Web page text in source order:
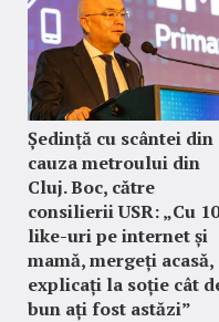
Ședință cu scântei din
cauza metroului din
Cluj. Boc, către
consilierii USR: „Cu 10
like-uri pe internet și
mamă, mergeți acasă,
explicați la soție cât
bun ați fost astăzi”